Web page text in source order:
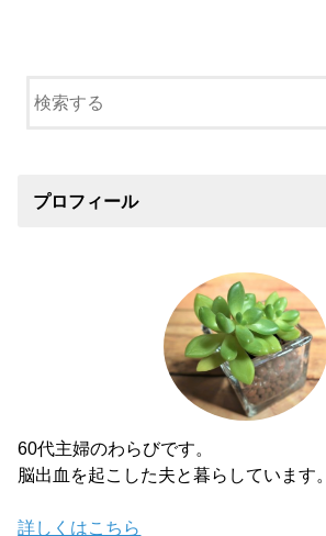
プロフィール
60代主婦のわらびです。
脳出血を起こした夫と暮らしています。
詳しくはこちら